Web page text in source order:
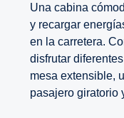
Una cabina
y recargar
en la carretera.
disfrutar
mesa extensible,
pasajero giratorio